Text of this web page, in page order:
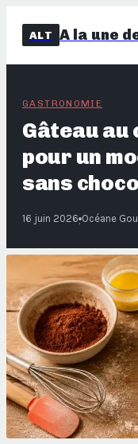
ALT A la une
GASTRONOMIE
Gâteau au
pour un
sans
16 juin 2026· Océane